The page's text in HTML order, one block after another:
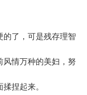
了，可是残存理智
风情万种的美妇，努
捏起来。